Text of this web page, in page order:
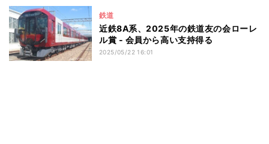
鉄道
近鉄8A系、2025年の鉄道友の会ローレ
ル賞 - 会員から高い支持得る
2025/05/22 16:01